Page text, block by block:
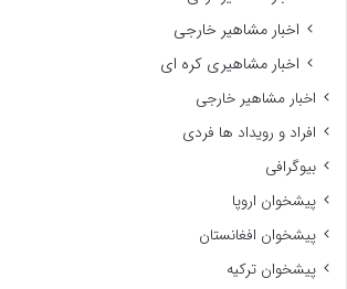
اخبار مشاهیر خارجی
اخبار مشاهیری کره ای
اخبار مشاهیر خارجی
افراد و رویداد ها فردی
بیوگرافی
پیشخوان اروپا
پیشخوان افغانستان
پیشخوان ترکیه